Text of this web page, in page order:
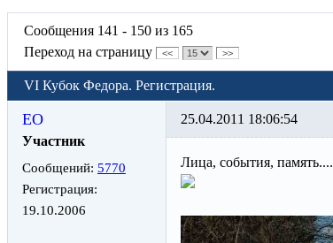
Сообщения 141 - 150 из 165
Переход на страницу
<< >>
VI Кубок Федора. Регистрация.
ЕО
Участник
Сообщений: 5770
Регистрация:
19.10.2006
25.04.2011 18:06:54
Лица, события, память....